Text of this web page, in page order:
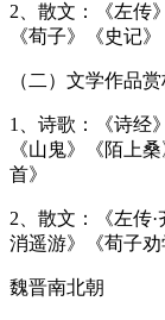
2、散文：《左传
《荀子》《史记》
（二）文学作品
1、诗歌：《诗经
《山鬼》《陌上
首》
2、散文：《左传
消遥游》《荀子劝
魏晋南北朝